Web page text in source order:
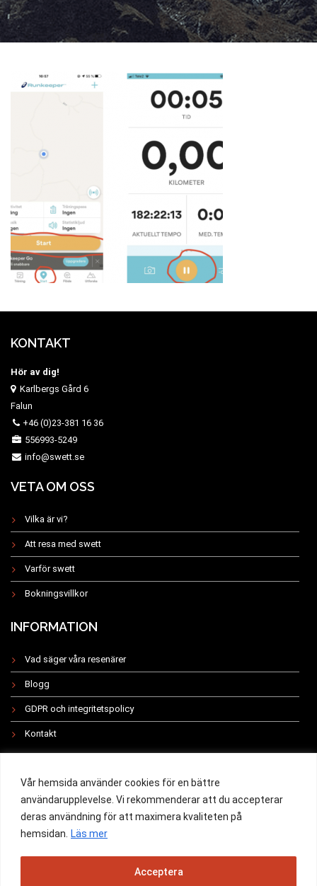
Vår hemsida använder cookies för en bättre
användarupplevelse. Vi rekommenderar att du accepterar
deras användning för att maximera kvaliteten på
hemsidan. Läs mer
Acceptera
KONTAKT
Hör av dig!
Karlbergs Gård 6
Falun
+46 (0)23-381 16 36
556993-5249
info@swett.se
VETA OM OSS
Vilka är vi?
Att resa med swett
Varför swett
Bokningsvillkor
INFORMATION
Vad säger våra resenärer
Blogg
GDPR och integritetspolicy
Kontakt